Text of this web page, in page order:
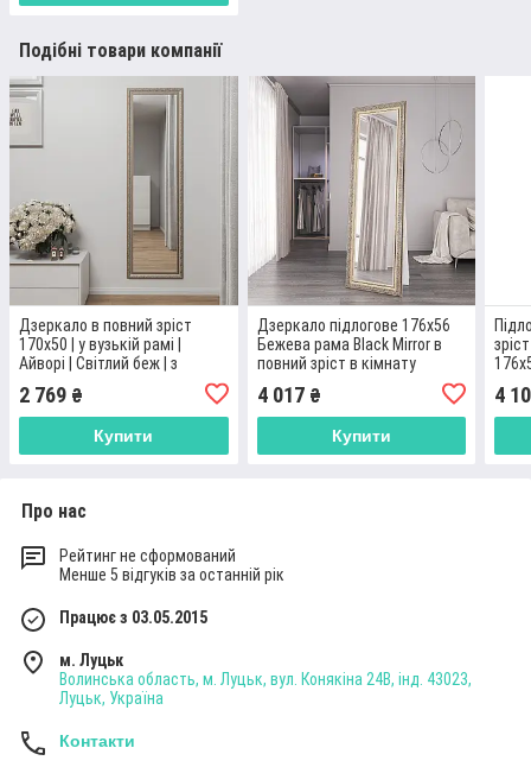
Подібні товари компанії
Дзеркало в повний зріст
170х50 | у вузькій рамі |
Айворі | Світлий беж | з
патиною срібла Black Mirror
на стіну
2 769 ₴
Купити
Дзеркало підлогове 176х56
Бежева рама Black Mirror в
повний зріст в кімнату
4 017₴
Купити
4
Про нас
Рейтинг не сформований
Менше 5 відгуків за останній рік
Працює з 03.05.2015
м. Луцьк
Волинська область, м. Луцьк, вул. Конякіна 24В, інд. 43023,
Луцьк, Україна
Контакти